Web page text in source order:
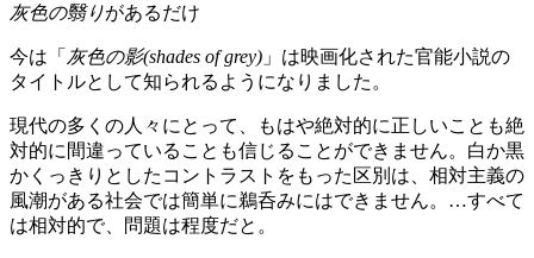
灰色の翳りがあるだけ
今は「 灰色の影(shades of grey) 」は映画化された官能小説の
タイトルとして知られるようになりました。
現代の多くの人々にとって、もはや絶対的に正しいことも絶
対的に間違っていることも信じることができません。白か黒
かくっきりとしたコントラストをもった区別は、相対主義の
風潮がある社会では簡単に鵜呑みにはできません。…すべて
は相対的で、問題は程度だと。